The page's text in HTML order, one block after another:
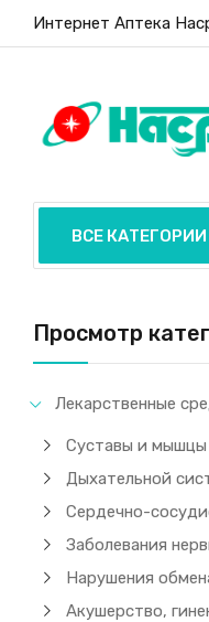
Интернет Аптека
ВСЕ КАТЕГОРИИ
Просмотр
Лекарственные
Суставы и мышцы
Дыхательной
Сердечно-
Нарушения
Акушерство,